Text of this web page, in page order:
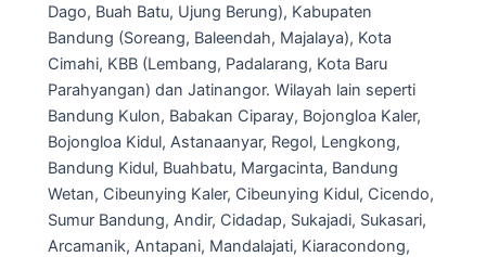
Dago, Buah Batu, Ujung Berung), Kabupaten
Bandung (Soreang, Baleendah, Majalaya), Kota
Cimahi, KBB (Lembang, Padalarang, Kota Baru
Parahyangan) dan Jatinangor. Wilayah lain seperti
Bandung Kulon, Babakan Ciparay, Bojongloa Kaler,
Bojongloa Kidul, Astanaanyar, Regol, Lengkong,
Bandung Kidul, Buahbatu, Margacinta, Bandung
Wetan, Cibeunying Kaler, Cibeunying Kidul, Cicendo,
Sumur Bandung, Andir, Cidadap, Sukajadi, Sukasari,
Arcamanik, Antapani, Mandalajati, Kiaracondong,